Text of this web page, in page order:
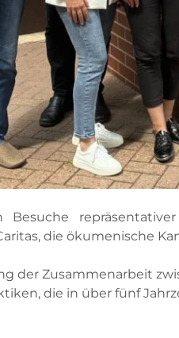
die ökumenische
der Zusammenarbeit
die in über fünf